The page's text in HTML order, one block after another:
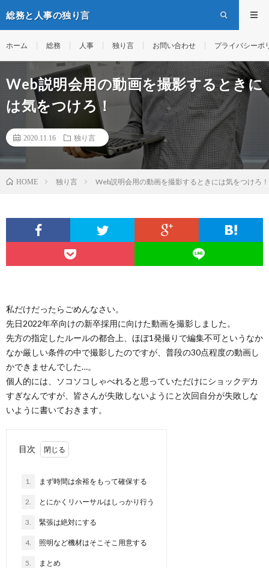
総務と人事の独り言
ホーム 総務 人事 独り言 お問い合わせ プライバシーポ
Web説明会用の動画を撮影するときに
は気をつけろ！
2020.11.16 独り言
HOME 独り言 Web説明会用の動画を撮影するときには気をつけろ！
私だけだったらごめんなさい。
先日2022年卒向けの新卒採用に向けた動画を撮影しました。
先方の指定したルールの都合上、ほぼ1発撮りで編集不可というなか
なか厳しい条件の中で撮影したのですが、普段の30点程度の動画し
かできませんでした…。
個人的には、ソコソコしゃべれると思っていただけにショックデカ
すぎなんですが、皆さんが失敗しないようにと次回自分が失敗しな
いように書いておきます。
目次
1. まず時間は余裕をもって確保する
2. とにかくリハーサルはしっかり行う
3. 緊張は絶対にする
4. 照明など機材はそこそこ用意する
5. まとめ